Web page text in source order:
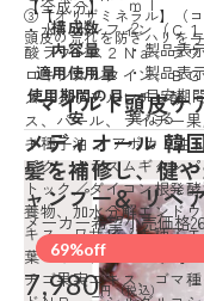
メディオール 韓
髪を補修し、健
ャンプー＆ リペ
メーカー希望小売価格
69%off
7,980
③【オリザミネラル】（
頭皮の荒れを防ぎハリを
マイルド頭皮ケ
【全成分】
・水、オレフィン（Ｃ
酸ラウレス２Ｎａ、ラ
ロキシスルタイン、Ｂ
ス、グリチルレチン酸
ス、パール、ライチー
キ種子油 、アボカド油
パク、カラスムギタン
トック／ダイコン根発
養物、加水分解エンド
キス、ワサビノキ種子
葉エキス、ダイ ズ種子
チゴ果実エキス、ゴマ
構成数
２
内容量
・製品表
適用使用量 ・製品表
使用期間の目
安
・目安期
異なる